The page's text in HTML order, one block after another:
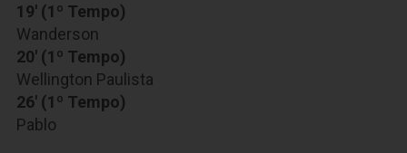
19' (1º Tempo)
Wanderson
20' (1º Tempo)
Wellington Paulista
26' (1º Tempo)
Pablo